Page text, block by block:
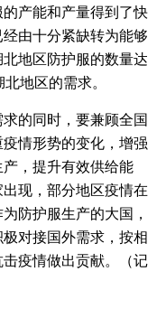
产能和产量得到了快
由十分紧缺转为能够
地区防护服的数量达
地区的需求。
的同时，要兼顾全国
情形势的变化，增强
，提升有效供给能
现，部分地区疫情在
防护服生产的大国，
对接国外需求，按相
疫情做出贡献。（记